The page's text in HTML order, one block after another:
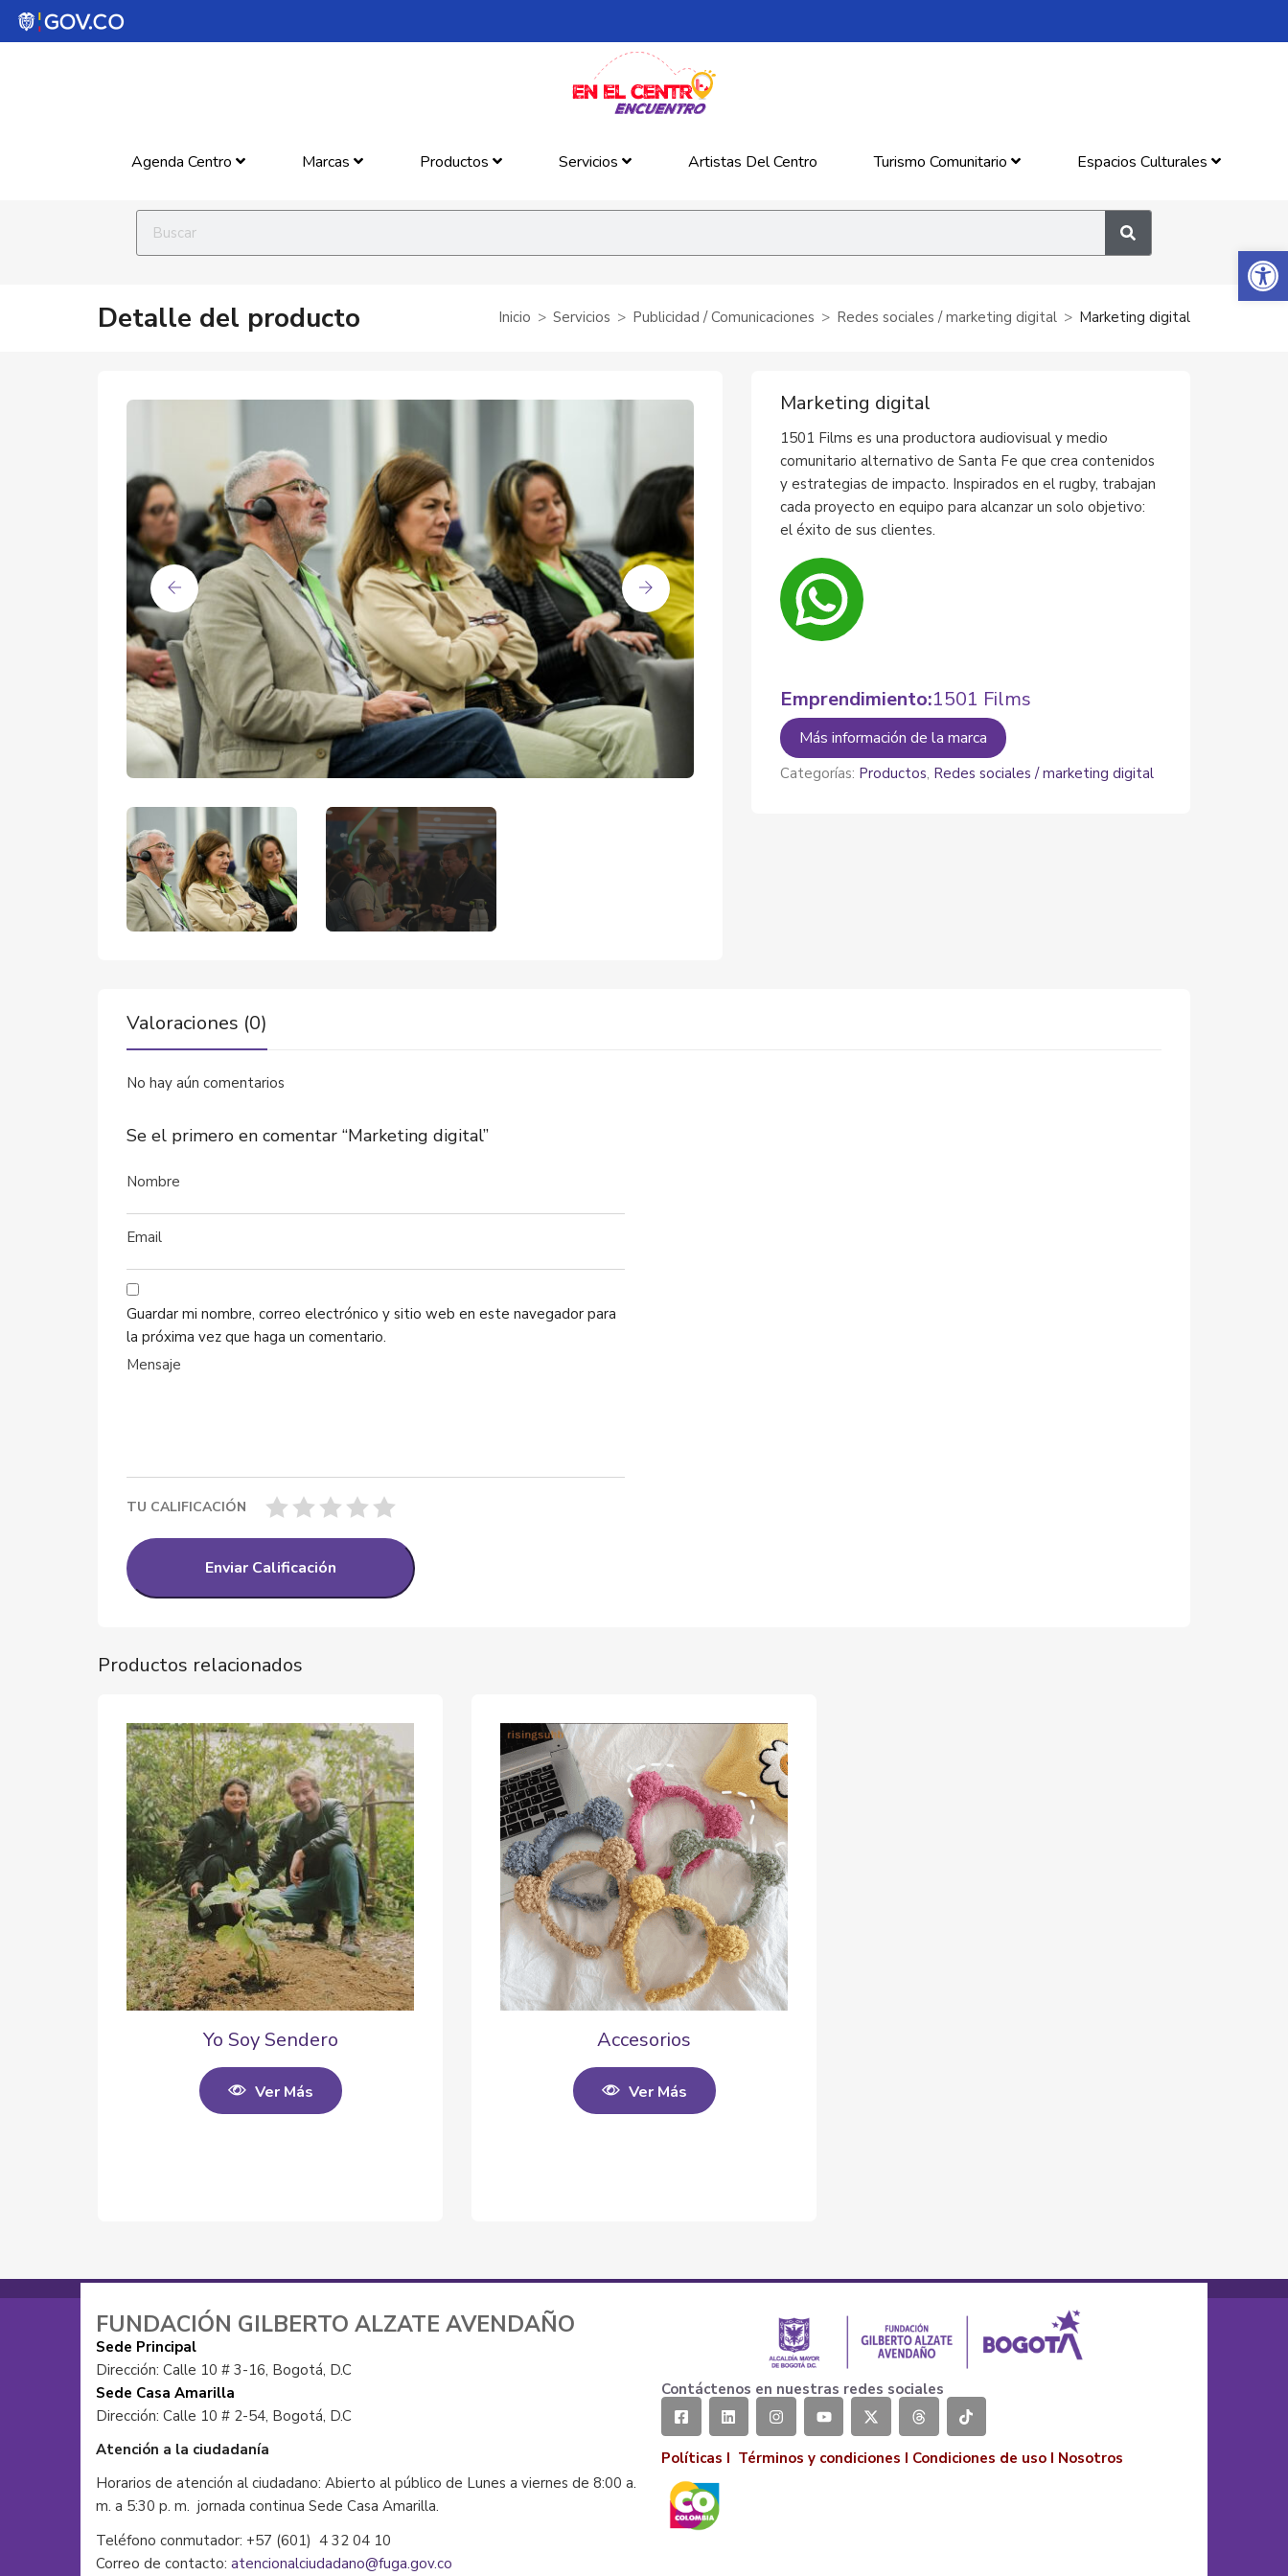
Abrir
Agenda Centro Marcas Productos Servicios Artistas Del Centro Turismo Comunitario Espacios Culturales
Detalle del producto Inicio Servicios Publicidad / Comunicaciones Redes sociales / marketing digital Marketing digital
Marketing digital
1501 Films es una productora audiovisual y medio
comunitario alternativo de Santa Fe que crea contenidos
y estrategias de impacto. Inspirados en el rugby, trabajan
cada proyecto en equipo para alcanzar un solo objetivo:
el éxito de sus clientes.
Emprendimiento:1501 Films
Más información de la marca
Categorías: Productos, Redes sociales / marketing digital
Valoraciones (0)
No hay aún comentarios
Se el primero en comentar “Marketing digital”
Guardar mi nombre, correo electrónico y sitio web en este navegador para
la próxima vez que haga un comentario.
TU CALIFICACIÓN
Productos relacionados
Yo Soy Sendero
Ver Más
Accesorios
Ver Más
FUNDACIÓN GILBERTO ALZATE AVENDAÑO
Sede Principal
Dirección: Calle 10 # 3-16, Bogotá, D.C
Sede Casa Amarilla
Dirección: Calle 10 # 2-54, Bogotá, D.C
Atención a la ciudadanía
Horarios de atención al ciudadano: Abierto al público de Lunes a viernes de 8:00 a.
m. a 5:30 p. m. jornada continua Sede Casa Amarilla.
Teléfono conmutador: +57 (601) 4 32 04 10
Correo de contacto: atencionalciudadano@fuga.gov.co
Contáctenos en nuestras redes sociales
Políticas I Términos y condiciones I Condiciones de uso I Nosotros